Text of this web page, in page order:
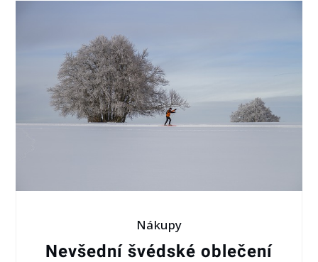
Nákupy
Nevšední švédské oblečení